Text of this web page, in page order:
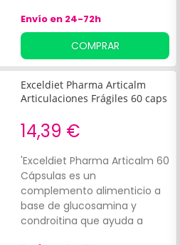
articulaciones doloridas. Arti''
Calm ayuda a mantener el
funcionamiento normal de
las articulaciones.
Envío en 24-72h
COMPRAR
Exceldiet Pharma Articalm
Articulaciones Frágiles 60 caps
14,39 €
'Exceldiet Pharma Articalm 60
Cápsulas es un
complemento alimenticio a
base de glucosamina y
condroitina que ayuda a